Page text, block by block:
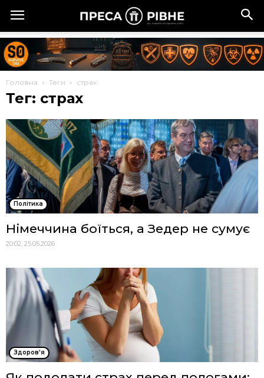
Головна Теги страх
Тег: страх
Політика
Німеччина боїться, а Зедер не сумує
20:02, 25.05.2026
Здоров'я